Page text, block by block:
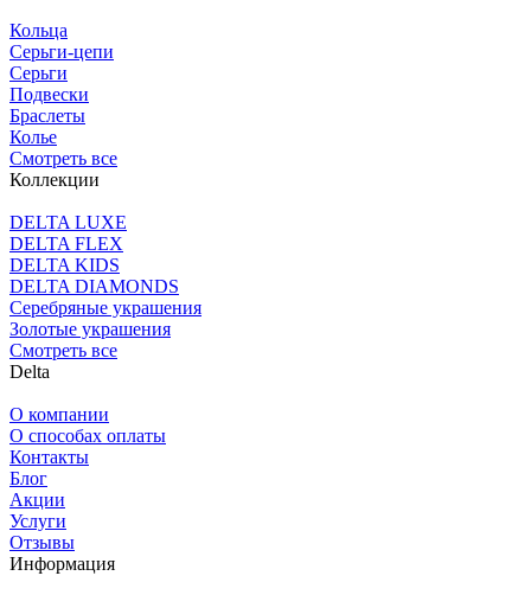
Кольца
Серьги-цепи
Серьги
Подвески
Браслеты
Колье
Смотреть все
Коллекции
DELTA LUXE
DELTA FLEX
DELTA KIDS
DELTA DIAMONDS
Серебряные украшения
Золотые украшения
Смотреть все
Delta
О компании
О способах оплаты
Контакты
Блог
Акции
Услуги
Отзывы
Информация